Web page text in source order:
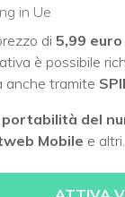
in Ue
di 5,99
è possibile
anche tramite
portabilità del
Mobile e altri.